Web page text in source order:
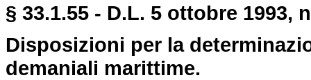
§ 33.1.55 - D.L. 5 ottobre 1993,
Disposizioni per la
demaniali marittime.